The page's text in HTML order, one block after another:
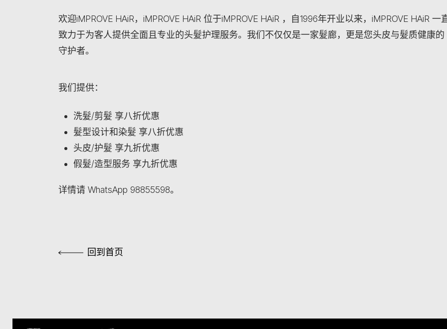
欢迎iMPROVE HAiR，iMPROVE HAiR 位于iMPROVE HAiR ​，自1996年开业以来，iMPROVE HAiR 一
致力于为客人提供全面且专业的头髮护理服务。我们不仅仅是一家髮廊，更是您头皮与髮质健康的
守护者。
我们提供：
洗髮/剪髮 享八折优惠
髮型设计和染髮 享八折优惠
头皮/护髮 享九折优惠
假髮/造型服务 享九折优惠
详情请 WhatsApp 98855598。
回到首页